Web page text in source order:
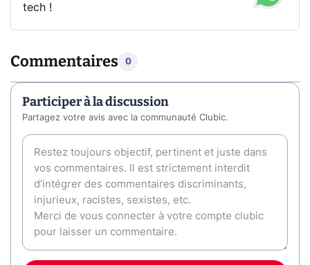
tech !
Commentaires 0
Participer à la discussion
Partagez votre avis avec la communauté Clubic.